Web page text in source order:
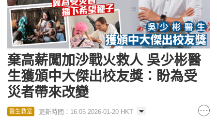
棄高薪闖加沙戰火救人 吳少彬醫
生獲頒中大傑出校友獎：盼為受
災者帶來改變
醫生教室 更新時間：16:05 2026-01-20 HKT